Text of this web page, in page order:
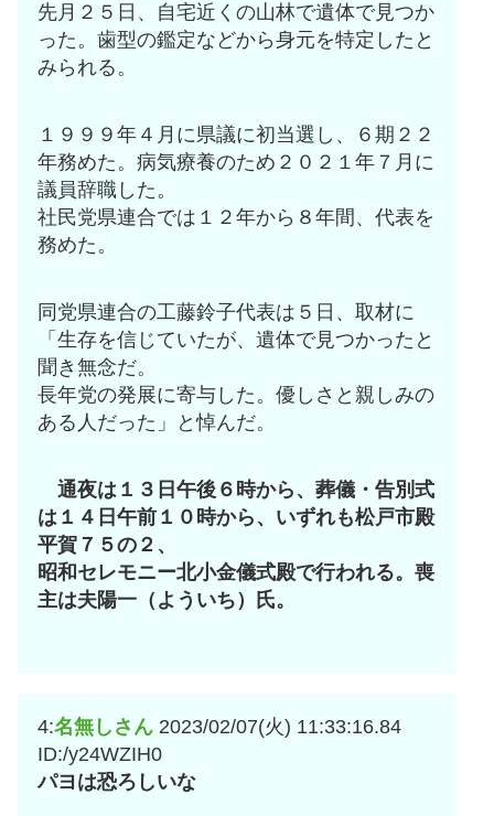
先月２５日、自宅近くの山林で遺体で見つか
った。歯型の鑑定などから身元を特定したと
みられる。
１９９９年４月に県議に初当選し、６期２２
年務めた。病気療養のため２０２１年７月に
議員辞職した。
社民党県連合では１２年から８年間、代表を
務めた。
同党県連合の工藤鈴子代表は５日、取材に
「生存を信じていたが、遺体で見つかったと
聞き無念だ。
長年党の発展に寄与した。優しさと親しみの
ある人だった」と悼んだ。
通夜は１３日午後６時から、葬儀・告別式
は１４日午前１０時から、いずれも松戸市殿
平賀７５の２、
昭和セレモニー北小金儀式殿で行われる。喪
主は夫陽一（よういち）氏。
4:名無しさん 2023/02/07(火) 11:33:16.84
ID:/y24WZIH0
パヨは恐ろしいな